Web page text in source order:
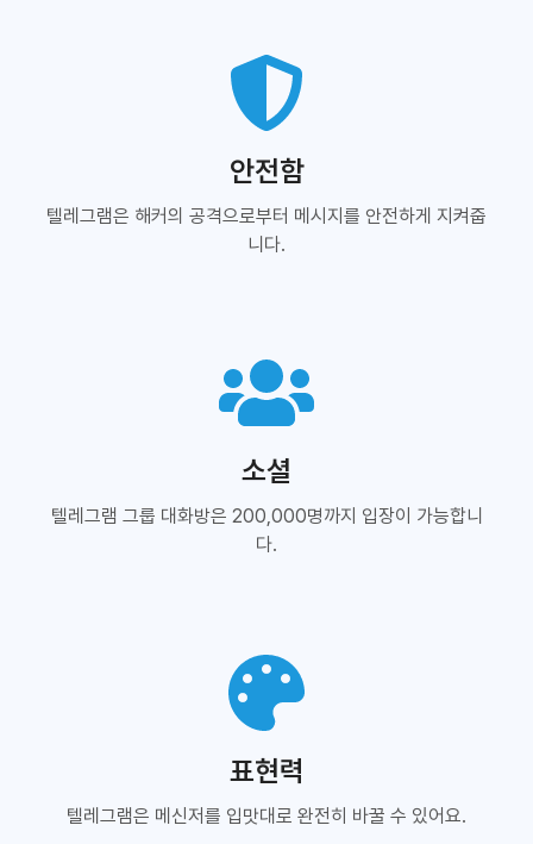
안전함
텔레그램은 해커의 공격으로부터 메시지를 안전하게 지켜줍
니다.
소셜
텔레그램 그룹 대화방은 200,000명까지 입장이 가능합니
다.
표현력
텔레그램은 메신저를 입맛대로 완전히 바꿀 수 있어요.